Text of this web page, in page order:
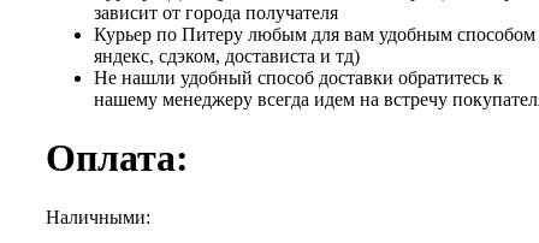
зависит от города получателя
Курьер по Питеру любым для вам удобным способом
яндекс, сдэком, достависта и тд)
Не нашли удобный способ доставки обратитесь к
нашему менеджеру всегда идем на встречу
Оплата:
Наличными: